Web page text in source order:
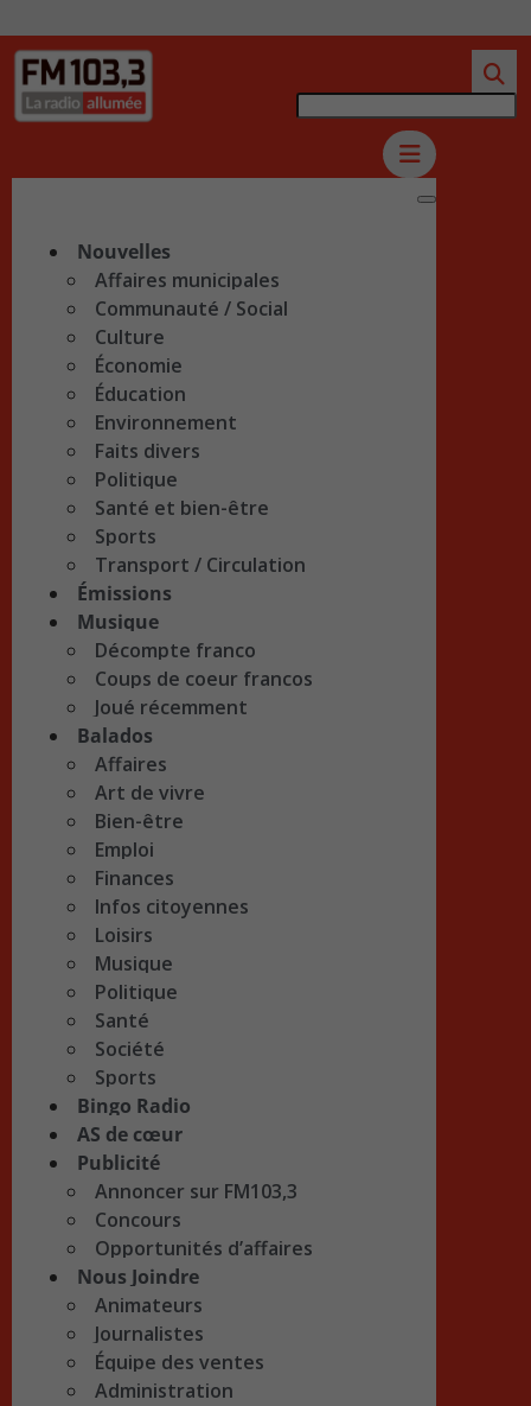
Nouvelles
Affaires municipales
Communauté / Social
Culture
Économie
Éducation
Environnement
Faits divers
Politique
Santé et bien-être
Sports
Transport / Circulation
Émissions
Musique
Décompte franco
Coups de coeur francos
Joué récemment
Balados
Affaires
Art de vivre
Bien-être
Emploi
Finances
Infos citoyennes
Loisirs
Musique
Politique
Santé
Société
Sports
Bingo Radio
AS de cœur
Publicité
Annoncer sur FM103,3
Concours
Opportunités d’affaires
Nous Joindre
Animateurs
Journalistes
Équipe des ventes
Administration